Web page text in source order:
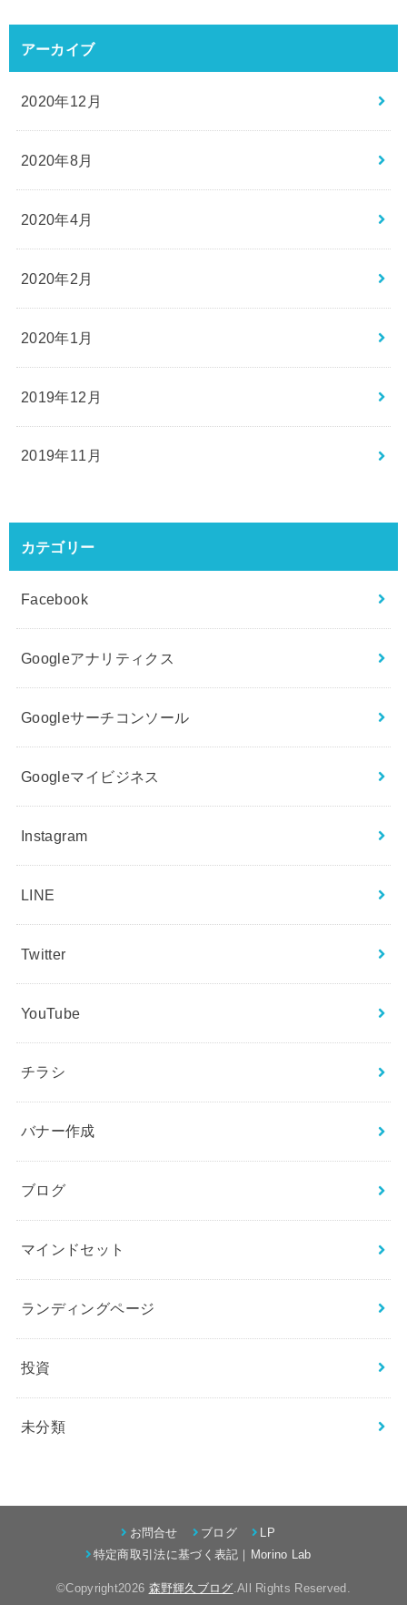
アーカイブ
2020年12月
2020年8月
2020年4月
2020年2月
2020年1月
2019年12月
2019年11月
カテゴリー
Facebook
Googleアナリティクス
Googleサーチコンソール
Googleマイビジネス
Instagram
LINE
Twitter
YouTube
チラシ
バナー作成
ブログ
マインドセット
ランディングページ
投資
未分類
お問合せ ブログ
LP
特定商取引法に基づく表記｜Morino Lab
©Copyright2026 森野輝久ブログ.All Rights Reserved.